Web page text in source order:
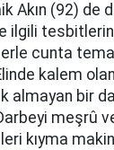
Akın (92) de
ilgili
cunta
kalem olan
almayan bir
meşrû
kıyma